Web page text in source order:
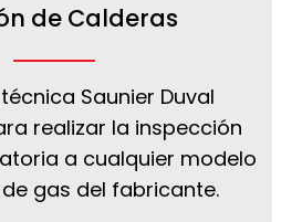
de Calderas
Saunier Duval
realizar la inspección
a cualquier modelo
gas del fabricante.